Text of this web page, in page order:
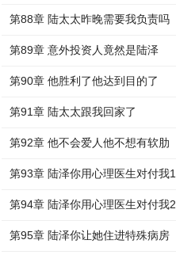
第88章 陆太太昨晚需要我负责吗
第89章 意外投资人竟然是陆泽
第90章 他胜利了他达到目的了
第91章 陆太太跟我回家了
第92章 他不会爱人他不想有软肋
第93章 陆泽你用心理医生对付我1
第94章 陆泽你用心理医生对付我2
第95章 陆泽你让她住进特殊病房